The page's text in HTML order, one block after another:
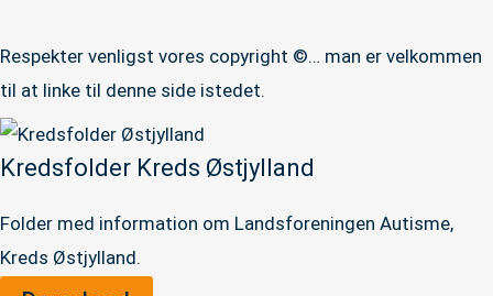
Respekter venligst vores copyright ©… man er velkommen
til at linke til denne side istedet.
Kredsfolder Kreds Østjylland
Folder med information om Landsforeningen Autisme,
Kreds Østjylland.